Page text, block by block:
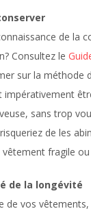
de la
Consultez le
sur la méthode
impérativement
sans trop
de les
fragile
de la longévité
de vos